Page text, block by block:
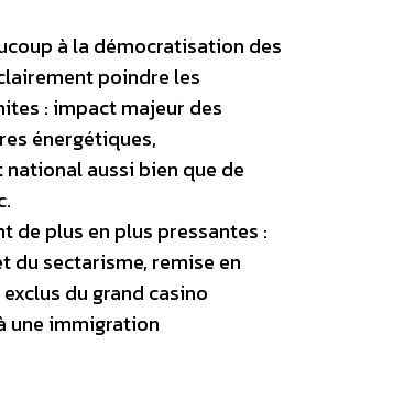
à la démocratisation des
poindre les
: impact majeur des
énergétiques,
aussi bien que de
de plus en plus pressantes :
du sectarisme, remise en
du grand casino
une immigration